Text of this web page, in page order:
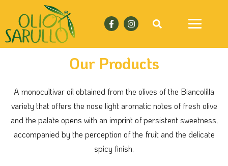
Our Products
A monocultivar oil obtained from the olives of the Biancolilla
variety that offers the nose light aromatic notes of fresh olive
and the palate opens with an imprint of persistent sweetness,
accompanied by the perception of the fruit and the delicate
spicy finish.